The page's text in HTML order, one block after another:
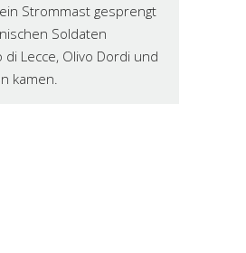
Strommast gesprengt
Soldaten
Lecce, Olivo Dordi und
kamen.